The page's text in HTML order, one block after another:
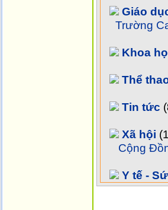
Giáo
Trường
Khoa
Thể
Tin tức
Xã hội
Cộng
Y tế -